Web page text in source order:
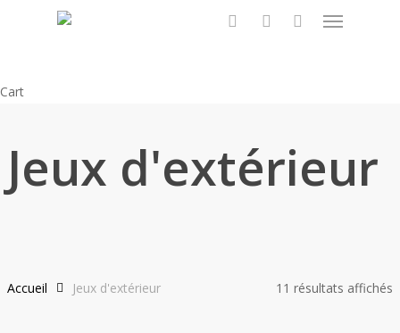
Menu
CartClose
Jeux d'extérieur
11 résultats affichés
Accueil Jeux d'extérieur